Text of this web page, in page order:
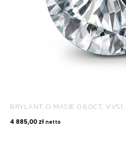
BRYLANT O MASIE 0.60CT, VVS1,
4 885,00 zł netto